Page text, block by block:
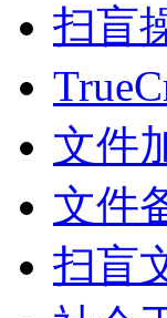
扫盲
文件
文件
扫盲